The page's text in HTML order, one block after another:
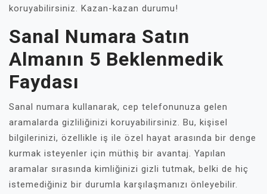
koruyabilirsiniz. Kazan-kazan durumu!
Sanal Numara Satın
Almanın 5 Beklenmedik
Faydası
Sanal numara kullanarak, cep telefonunuza gelen
aramalarda gizliliğinizi koruyabilirsiniz. Bu, kişisel
bilgilerinizi, özellikle iş ile özel hayat arasında bir denge
kurmak isteyenler için müthiş bir avantaj. Yapılan
aramalar sırasında kimliğinizi gizli tutmak, belki de hiç
istemediğiniz bir durumla karşılaşmanızı önleyebilir.